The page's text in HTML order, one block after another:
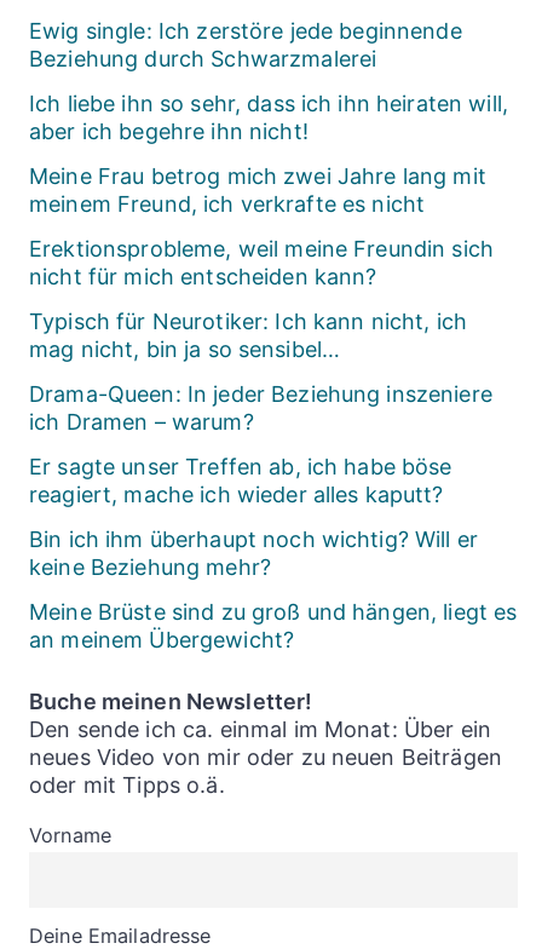
Ewig single: Ich zerstöre jede beginnende
Beziehung durch Schwarzmalerei
Ich liebe ihn so sehr, dass ich ihn heiraten will,
aber ich begehre ihn nicht!
Meine Frau betrog mich zwei Jahre lang mit
meinem Freund, ich verkrafte es nicht
Erektionsprobleme, weil meine Freundin sich
nicht für mich entscheiden kann?
Typisch für Neurotiker: Ich kann nicht, ich
mag nicht, bin ja so sensibel…
Drama-Queen: In jeder Beziehung inszeniere
ich Dramen – warum?
Er sagte unser Treffen ab, ich habe böse
reagiert, mache ich wieder alles kaputt?
Bin ich ihm überhaupt noch wichtig? Will er
keine Beziehung mehr?
Meine Brüste sind zu groß und hängen, liegt es
an meinem Übergewicht?
Buche meinen Newsletter!
Den sende ich ca. einmal im Monat: Über ein
neues Video von mir oder zu neuen Beiträgen
oder mit Tipps o.ä.
Vorname
Deine Emailadresse